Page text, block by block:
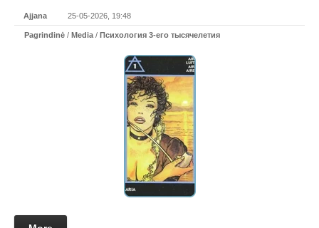
Ajjana 25-05-2026, 19:48
Pagrindinė / Media / Психология 3-его тысячелетия